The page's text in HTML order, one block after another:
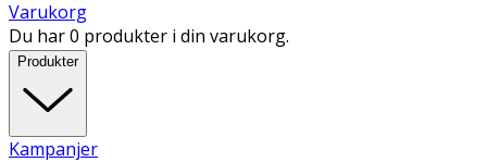
Varukorg
Du har 0 produkter i din varukorg.
Produkter
Kampanjer